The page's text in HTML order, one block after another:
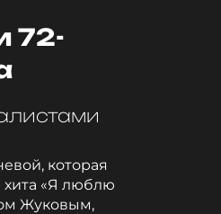
72-
которая
хита «Я люблю
Жуковым,